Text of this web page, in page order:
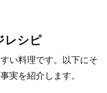
レシピ
い料理です。以下にそ
実を紹介します。